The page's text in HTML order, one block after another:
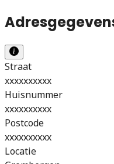
Straat
xxxxxxxxxx
Huisnummer
xxxxxxxxxx
Postcode
xxxxxxxxxx
Locatie